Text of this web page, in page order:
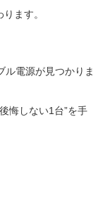
ます。
ル電源が見つかりま
悔しない1台”を手